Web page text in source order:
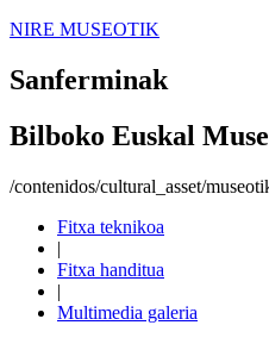
NIRE MUSEOTIK
Sanferminak
Bilboko Euskal
/contenidos/cultural_asset/
Fitxa teknikoa
|
Fitxa handitua
|
Multimedia galeria